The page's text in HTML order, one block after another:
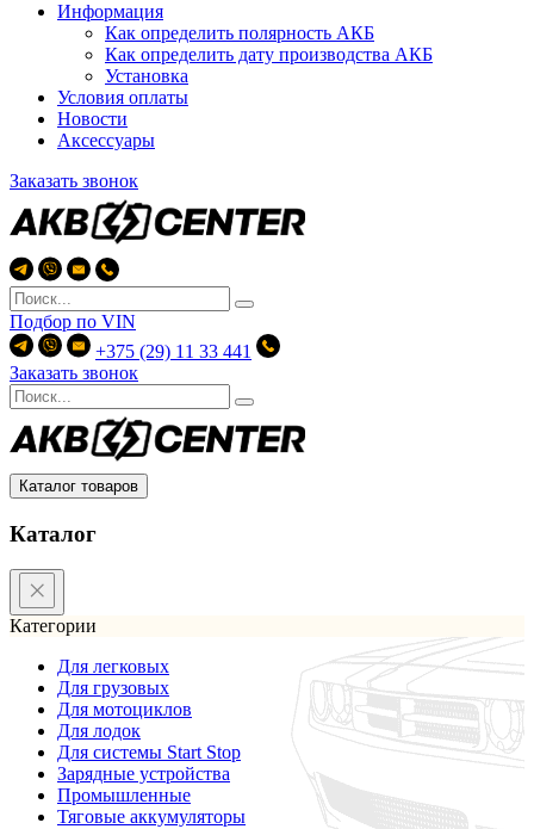
Информация
Как определить полярность АКБ
Как определить дату производства АКБ
Установка
Условия оплаты
Новости
Аксессуары
Заказать звонок
Подбор по VIN
+375 (29) 11 33 441
Заказать звонок
Каталог товаров
Каталог
Категории
Для легковых
Для грузовых
Для мотоциклов
Для лодок
Для системы Start Stop
Зарядные устройства
Промышленные
Тяговые аккумуляторы